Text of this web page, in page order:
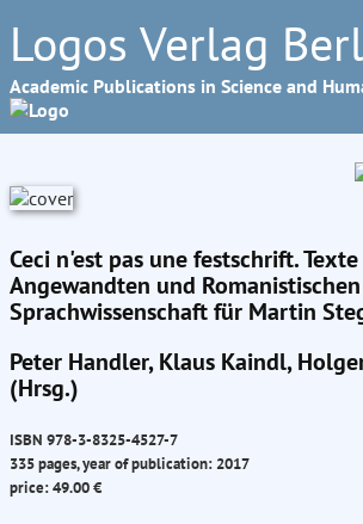
Logos Verlag
Academic Publications in Science and
Ceci n'est pas une festschrift.
Angewandten und Romanistischen
Sprachwissenschaft für Martin
Peter Handler, Klaus Kaindl,
(Hrsg.)
ISBN 978-3-8325-4527-7
335 pages, year of publication: 2017
price: 49.00 €